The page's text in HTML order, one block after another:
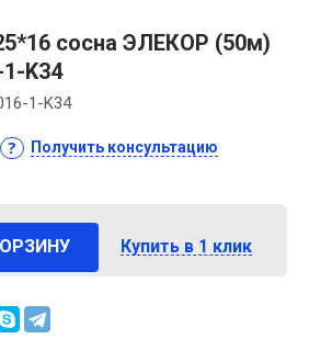
сосна ЭЛЕКОР (50м)
K34
1-K34
Получить консультацию
Купить в 1 клик